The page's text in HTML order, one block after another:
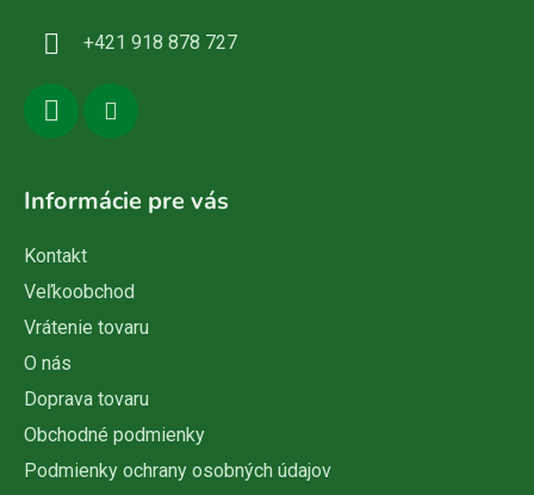
+421 918 878 727
Informácie pre vás
Kontakt
Veľkoobchod
Vrátenie tovaru
O nás
Doprava tovaru
Obchodné podmienky
Podmienky ochrany osobných údajov